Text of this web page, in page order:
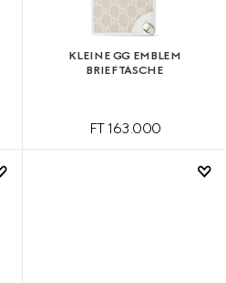
KLEINE GG EMBLEM
BRIEFTASCHE
FT 163.000